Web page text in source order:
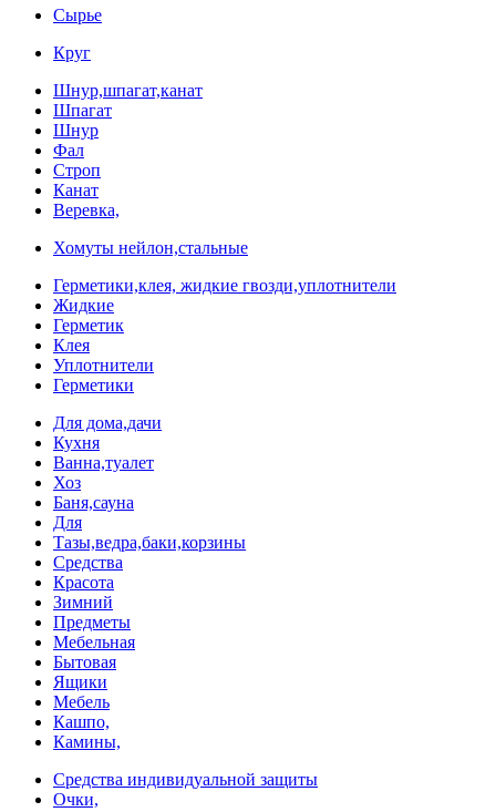
Сырье
Круг
Шнур,шпагат,канат
Шпагат
Шнур
Фал
Строп
Канат
Веревка,
Хомуты нейлон,стальные
Герметики,клея, жидкие гвозди,уплотнители
Жидкие
Герметик
Клея
Уплотнители
Герметики
Для дома,дачи
Кухня
Ванна,туалет
Хоз
Баня,сауна
Для
Тазы,ведра,баки,корзины
Средства
Красота
Зимний
Предметы
Мебельная
Бытовая
Ящики
Мебель
Кашпо,
Камины,
Средства индивидуальной защиты
Очки,